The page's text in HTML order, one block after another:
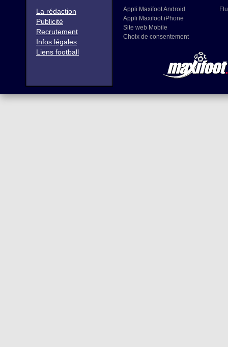
La rédaction
Publicité
Recrutement
Infos légales
Liens football
Appli Maxifoot Android
Appli Maxifoot iPhone
Site web Mobile
Choix de consentement